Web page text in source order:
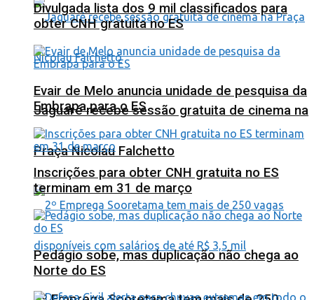
Jaguaré recebe sessão gratuita de cinema na
Praça Nicolau Falchetto
Divulgada lista dos 9 mil classificados para
obter CNH gratuita no ES
Evair de Melo anuncia unidade de pesquisa da
Embrapa para o ES
Inscrições para obter CNH gratuita no ES
terminam em 31 de março
Pedágio sobe, mas duplicação não chega ao
Norte do ES